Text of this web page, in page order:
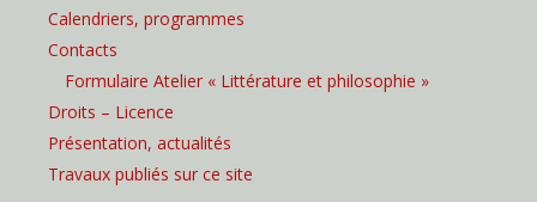
Calendriers, programmes
Contacts
Formulaire Atelier « Littérature et philosophie »
Droits – Licence
Présentation, actualités
Travaux publiés sur ce site